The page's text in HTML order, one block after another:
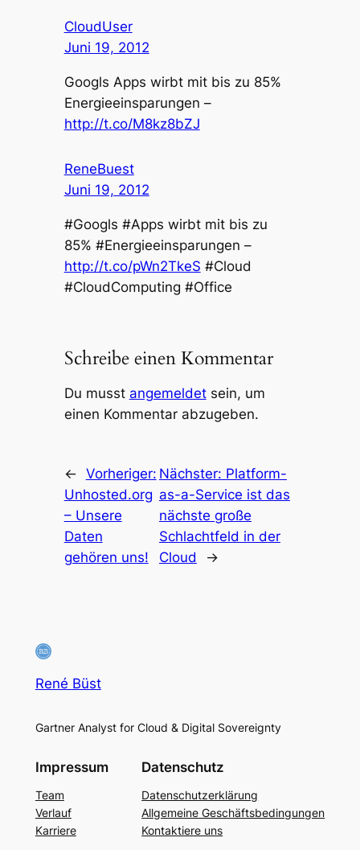
CloudUser
Juni 19, 2012
Googls Apps wirbt mit bis zu 85%
Energieeinsparungen –
http://t.co/M8kz8bZJ
ReneBuest
Juni 19, 2012
#Googls #Apps wirbt mit bis zu
85% #Energieeinsparungen –
http://t.co/pWn2TkeS #Cloud
#CloudComputing #Office
Schreibe einen Kommentar
Du musst angemeldetsein, um
einen Kommentar abzugeben.
← Vorheriger:
Unhosted.org
– Unsere
Daten
gehören uns!
Nächster: Platform-
as-a-Service ist das
nächste große
Schlachtfeld in der
Cloud
→
René Büst
Gartner Analyst for Cloud & Digital Sovereignty
Impressum
Team
Verlauf
Karriere
Datenschutz
Datenschutzerklärung
Allgemeine Geschäftsbedingungen
Kontaktiere uns